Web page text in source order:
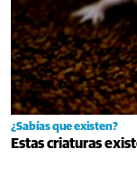
¿Sabías que existen?
Estas criaturas